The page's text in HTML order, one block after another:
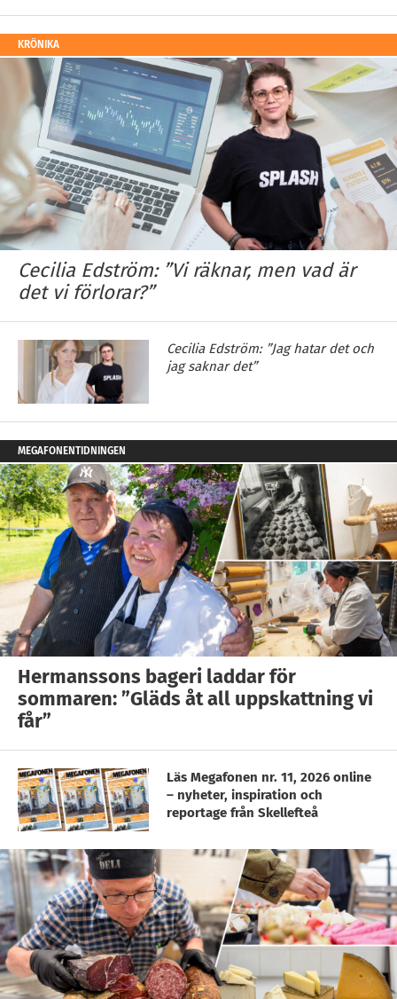
KRÖNIKA
Cecilia Edström: ”Vi räknar, men vad är
det vi förlorar?”
Cecilia Edström: ”Jag hatar det och
jag saknar det”
MEGAFONENTIDNINGEN
Hermanssons bageri laddar för
sommaren: ”Gläds åt all uppskattning vi
får”
Läs Megafonen nr. 11, 2026 online
– nyheter, inspiration och
reportage från Skellefteå